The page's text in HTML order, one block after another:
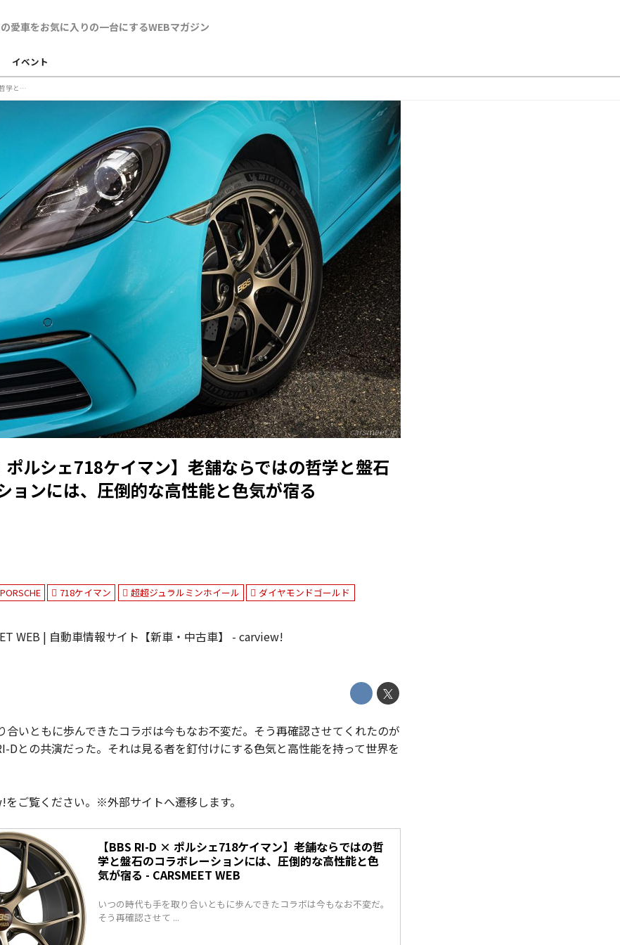
イベント
【BBS RI-D × ポルシェ718ケイマン】老舗ならではの哲学と盤石のコラボレーションには、圧倒的な高性能と色気が宿る
carsmeet.jp
ポルシェ718ケイマン】老舗ならではの哲学と盤石
ョンには、圧倒的な高性能と色気が宿る
PORSCHE 718ケイマン 超超ジュラルミンホイール ダイヤモンドゴールド
WEB | 自動車情報サイト【新車・中古車】 - carview!
合いともに歩んできたコラボは今もなお不変だ。そう再確認させてくれたのが
Dとの共演だった。それは見る者を釘付けにする色気と高性能を持って世界を
ご覧ください。※外部サイトへ遷移します。
【BBS RI-D × ポルシェ718ケイマン】老舗ならではの哲
学と盤石のコラボレーションには、圧倒的な高性能と色
気が宿る - CARSMEET WEB
いつの時代も手を取り合いともに歩んできたコラボは今もなお不変だ。
そう再確認させて ...